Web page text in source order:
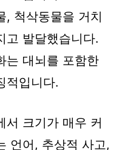
, 척삭동물을 거치
고 발달했습니다.
는 대뇌를 포함한
적입니다.
서 크기가 매우 커
언어, 추상적 사고,